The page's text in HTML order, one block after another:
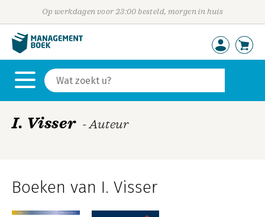
Op werkdagen voor 23:00 besteld, morgen in huis
I. Visser - Auteur
Boeken van I. Visser